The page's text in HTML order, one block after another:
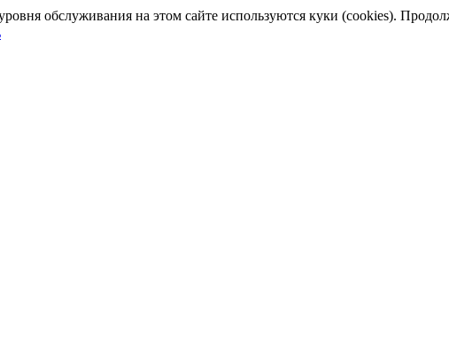
обслуживания на этом сайте используются куки (cookies).